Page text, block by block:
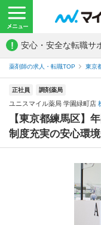
! 安心・安全な転職サ
薬剤師の求人・転職TOP 東京
正社員 調剤薬局
ユニスマイル薬局 学園緑町店
【東京都練馬区】
制度充実の安心環